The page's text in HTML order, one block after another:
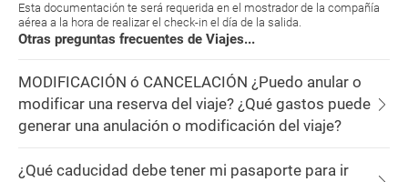
Esta documentación te será requerida en el mostrador de la compañía
aérea a la hora de realizar el check-in el día de la salida.
Otras preguntas frecuentes de Viajes...
MODIFICACIÓN ó CANCELACIÓN ¿Puedo anular o
modificar una reserva del viaje? ¿Qué gastos puede
generar una anulación o modificación del viaje?
¿Qué caducidad debe tener mi pasaporte para ir